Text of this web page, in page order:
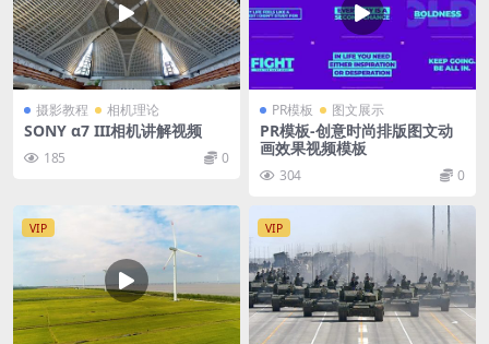
摄影教程 相机理论
SONY α7 III相机讲解视频
185 0
PR模板 图文展示
PR模板-创意时尚排版图文动
画效果视频模板
304 0
VIP VIP